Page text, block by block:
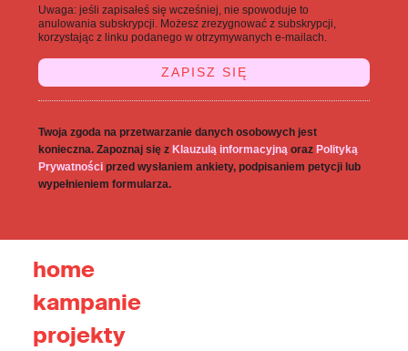
Uwaga: jeśli zapisałeś się wcześniej, nie spowoduje to
anulowania subskrypcji. Możesz zrezygnować z subskrypcji,
korzystając z linku podanego w otrzymywanych e-mailach.
Twoja zgoda na przetwarzanie danych osobowych jest
konieczna. Zapoznaj się z Klauzulą informacyjną oraz Polityką
Prywatności przed wysłaniem ankiety, podpisaniem petycji lub
wypełnieniem formularza.
home
kampanie
projekty